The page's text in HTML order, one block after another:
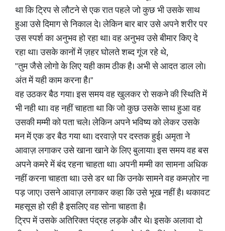
था कि ट्रिप से लौटने से एक रात पहले जो कुछ भी उसके साथ
हुआ उसे दिमाग से निकाल दे। लेकिन बार बार उसे अपने शरीर पर
उस स्पर्श का अनुभव हो रहा था। वह अनुभव उसे बीमार किए दे
रहा था। उसके कानों में ज़हर घोलते शब्द गूंज रहे थे,
"तुम जैसे लोगो के लिए यही काम ठीक है।‌ अभी से आदत डाल लो।
अंत में यही काम करना है।"
वह उठकर बैठ गया। इस समय वह खुलकर रो सकने की स्थिति में
भी नही था। वह नहीं चाहता था कि जो कुछ उसके साथ हुआ वह
उसकी मम्मी को पता चले। लेकिन अपने भविष्य को लेकर उसके
मन में एक डर बैठ गया था। दरवाज़े पर दस्तक हुई। अमृता ने
आवाज़ लगाकर उसे खाना खाने के लिए बुलाया। इस समय वह बस
अपने कमरे में बंद रहना चाहता था। अपनी मम्मी का सामना अधिक
नहीं करना चाहता था। उसे डर था कि उनके सामने वह कमज़ोर ना
पड़ जाए। उसने आवाज़ लगाकर कहा कि उसे भूख नहीं है। थकावट
महसूस हो रही है इसलिए वह सोना चाहता है।
ट्रिप में उसके अतिरिक्त पंद्रह लड़के और थे। इसके अलावा दो